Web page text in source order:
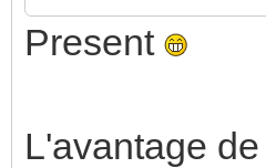
Present
L'avantage